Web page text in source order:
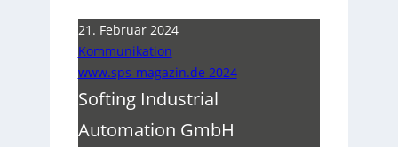
21. Februar 2024
Kommunikation
www.sps-magazin.de 2024
Softing Industrial
Automation GmbH